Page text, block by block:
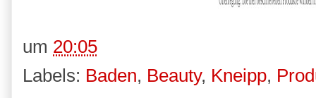
um 20:05
Labels: Baden, Beauty, Kneipp,